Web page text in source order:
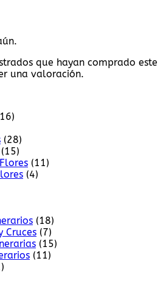
que hayan comprado este
una valoración.
(28)
(15)
(11)
(4)
(18)
Cruces (7)
(15)
(11)